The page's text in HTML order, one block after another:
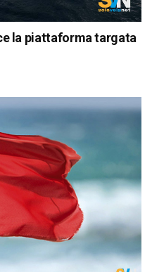
la piattaforma targata